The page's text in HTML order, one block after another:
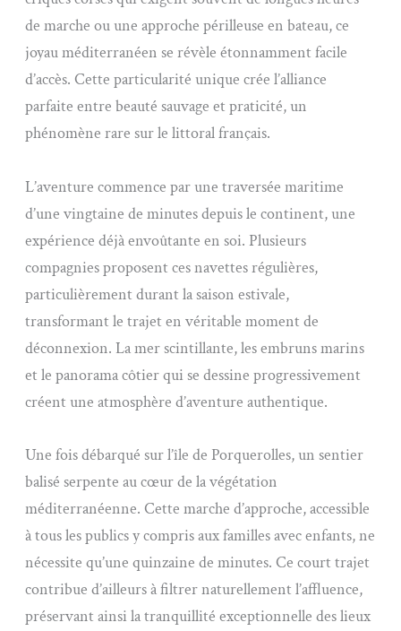
de marche ou une approche périlleuse en bateau, ce
joyau méditerranéen se révèle étonnamment facile
d’accès. Cette particularité unique crée l’alliance
parfaite entre beauté sauvage et praticité, un
phénomène rare sur le littoral français.
L’aventure commence par une traversée maritime
d’une vingtaine de minutes depuis le continent, une
expérience déjà envoûtante en soi. Plusieurs
compagnies proposent ces navettes régulières,
particulièrement durant la saison estivale,
transformant le trajet en véritable moment de
déconnexion. La mer scintillante, les embruns marins
et le panorama côtier qui se dessine progressivement
créent une atmosphère d’aventure authentique.
Une fois débarqué sur l’île de Porquerolles, un sentier
balisé serpente au cœur de la végétation
méditerranéenne. Cette marche d’approche, accessible
à tous les publics y compris aux familles avec enfants, ne
nécessite qu’une quinzaine de minutes. Ce court trajet
contribue d’ailleurs à filtrer naturellement l’affluence,
préservant ainsi la tranquillité exceptionnelle des lieux